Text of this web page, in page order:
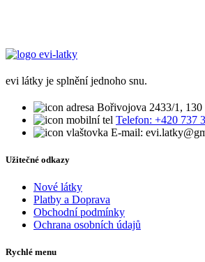
evi látky je splnění jednoho snu.
Bořivojova 2433/1, 130
Telefon: +420 737
E-mail:
Užitečné odkazy
Nové látky
Platby a Doprava
Obchodní podmínky
Ochrana osobních údajů
Rychlé menu